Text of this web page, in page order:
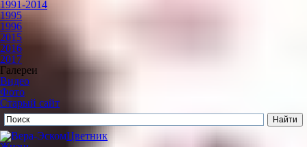
1991-2014
1995
1996
2015
2016
2017
Галереи
Видео
Фото
Старый сайт
Цветник